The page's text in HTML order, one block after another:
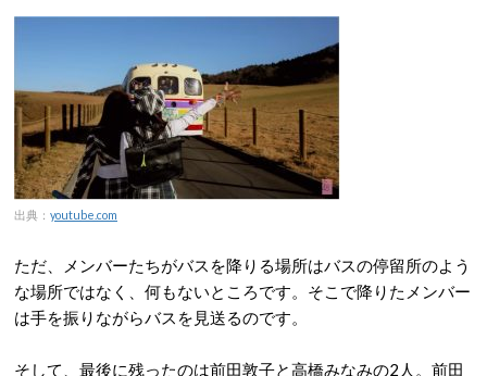
出典： youtube.com
ただ、メンバーたちがバスを降りる場所はバスの停留所のよう
な場所ではなく、何もないところです。そこで降りたメンバー
は手を振りながらバスを見送るのです。
そして、最後に残ったのは前田敦子と高橋みなみの2人。前田